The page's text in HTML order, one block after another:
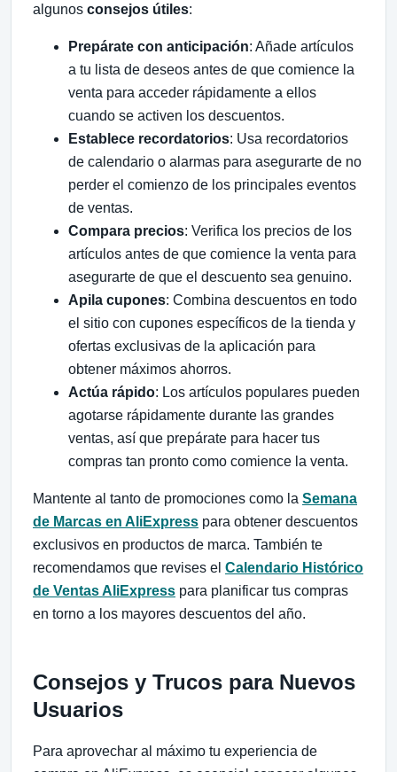
algunos consejos útiles:
Prepárate con anticipación: Añade artículos
a tu lista de deseos antes de que comience la
venta para acceder rápidamente a ellos
cuando se activen los descuentos.
Establece recordatorios: Usa recordatorios
de calendario o alarmas para asegurarte de no
perder el comienzo de los principales eventos
de ventas.
Compara precios: Verifica los precios de los
artículos antes de que comience la venta para
asegurarte de que el descuento sea genuino.
Apila cupones: Combina descuentos en todo
el sitio con cupones específicos de la tienda y
ofertas exclusivas de la aplicación para
obtener máximos ahorros.
Actúa rápido: Los artículos populares pueden
agotarse rápidamente durante las grandes
ventas, así que prepárate para hacer tus
compras tan pronto como comience la venta.
Mantente al tanto de promociones como la Semana
de Marcas en AliExpress para obtener descuentos
exclusivos en productos de marca. También te
recomendamos que revises el Calendario Histórico
de Ventas AliExpress para planificar tus compras
en torno a los mayores descuentos del año.
Consejos y Trucos para Nuevos
Usuarios
Para aprovechar al máximo tu experiencia de